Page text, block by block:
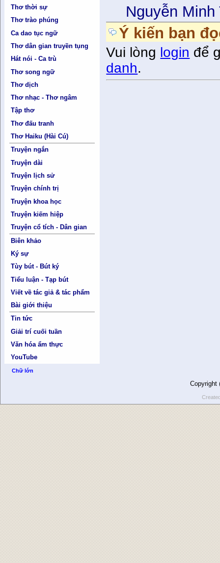
Thơ thời sự
Thơ trào phúng
Ca dao tục ngữ
Thơ dân gian truyền tụng
Hát nói - Ca trù
Thơ song ngữ
Thơ dịch
Thơ nhạc - Thơ ngâm
Tập thơ
Thơ đấu tranh
Thơ Haiku (Hài Cú)
Truyện ngắn
Truyện dài
Truyện lịch sử
Truyện chính trị
Truyện khoa học
Truyện kiếm hiệp
Truyện cổ tích - Dân gian
Biên khảo
Ký sự
Tùy bút - Bút ký
Tiểu luận - Tạp bút
Viết về tác giả & tác phẩm
Bài giới thiệu
Tin tức
Giải trí cuối tuần
Văn hóa ẩm thực
YouTube
Chữ lớn
Nguyễn Minh
Ý kiến bạn
Vui lòng login để
danh.
Copyright